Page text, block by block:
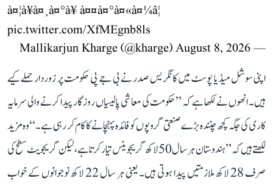
à¤¦à¥à¤¸à¤°à¥ à¤¤à¤°à¤«à¤¼â¦
pic.twitter.com/XfMEgnb8ls
— Mallikarjun Kharge (@kharge)
August 8, 2026
اپنی سوشل میڈیا پوسٹ میں کانگریس صدر نے بی جے پی حکومت پر زوردار حملے کیے
ہیں۔ انھوں نے لکھا ہے کہ ’’حکومت کی معاشی پالیسیاں روزگار پیدا کرنے والی سرمایہ
کاری کی جگہ کچھ چنندہ بڑے صنعتی گروپوں کو فائدہ پہنچانے کا کام کر رہی ہے۔‘‘ وہ مزید
لکھتے ہیں کہ ’’ہندوستان ہر سال 50 لاکھ گریجویٹس تیار کرتا ہے، لیکن گریجویٹ سطح کی
صرف 28 لاکھ ملازمتیں پیدا ہوتی ہیں۔ یعنی ہر سال 22 لاکھ نوجوانوں کے خواب